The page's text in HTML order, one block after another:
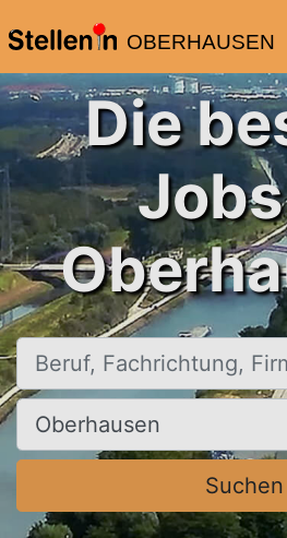
OBERHAUSEN
Die
Beruf, Fachrichtung, Firma
Ort, Stadt
Suchen